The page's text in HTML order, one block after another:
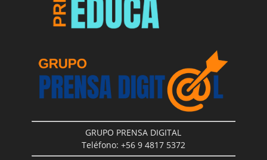
GRUPO PRENSA DIGITAL
Teléfono: +56 9 4817 5372